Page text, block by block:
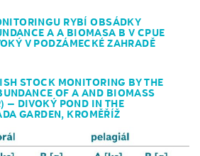
RYBÍ OBSÁDKY
A A BIOMASA B V CPUE
V PODZÁMECKÉ ZAHRADĚ
STOCK MONITORING BY THE
OF A AND BIOMASS
– DIVOKÝ POND IN THE
GARDEN, KROMĚŘÍŽ